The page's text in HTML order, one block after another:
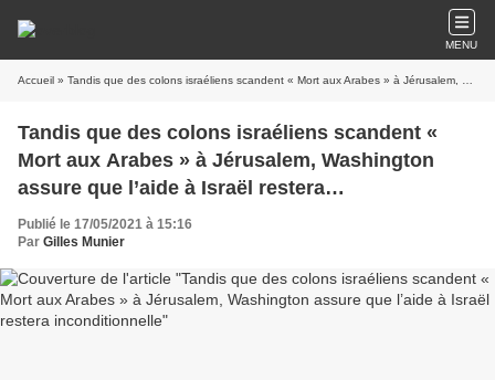
MENU
Accueil » Tandis que des colons israéliens scandent « Mort aux Arabes » à Jérusalem, Washington assure que l’aide à Israël restera inconditionnelle
Tandis que des colons israéliens scandent «
Mort aux Arabes » à Jérusalem, Washington
assure que l’aide à Israël restera
inconditionnelle
Publié le 17/05/2021 à 15:16
Par Gilles Munier